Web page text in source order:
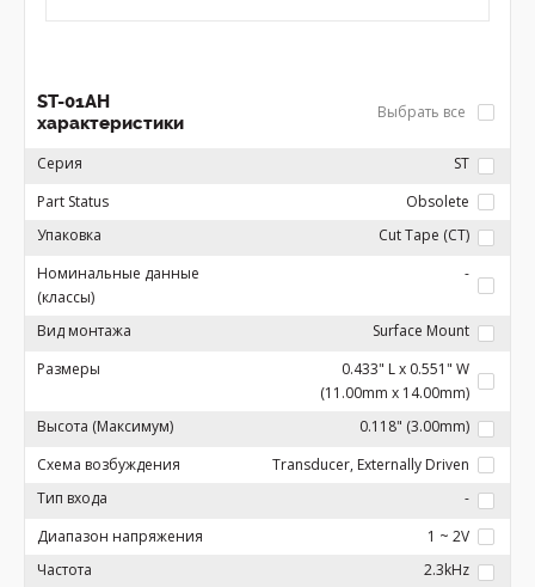
ST-01AH
характеристики
Выбрать все
Серия
ST
Part Status
Obsolete
Упаковка
Cut Tape (CT)
Номинальные данные
(классы)
-
Вид монтажа
Surface Mount
Размеры
0.433" L x 0.551" W
(11.00mm x 14.00mm)
Высота (Максимум)
0.118" (3.00mm)
Схема возбуждения
Transducer, Externally Driven
Тип входа
-
Диапазон напряжения
1 ~ 2V
Частота
2.3kHz